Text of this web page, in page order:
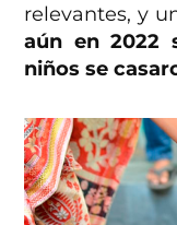
relevantes, y
aún en 2022
niños se